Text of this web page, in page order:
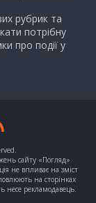
рубрик та
потрібну
про події у
сайту «Погляд»
не впливає на зміст
на сторінках
несе рекламодавець.